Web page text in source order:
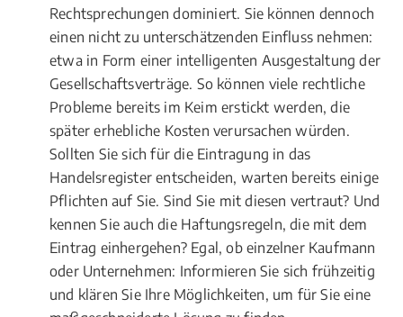
Rechtsprechungen dominiert. Sie können dennoch
einen nicht zu unterschätzenden Einfluss nehmen:
etwa in Form einer intelligenten Ausgestaltung der
Gesellschaftsverträge. So können viele rechtliche
Probleme bereits im Keim erstickt werden, die
später erhebliche Kosten verursachen würden.
Sollten Sie sich für die Eintragung in das
Handelsregister entscheiden, warten bereits einige
Pflichten auf Sie. Sind Sie mit diesen vertraut? Und
kennen Sie auch die Haftungsregeln, die mit dem
Eintrag einhergehen? Egal, ob einzelner Kaufmann
oder Unternehmen: Informieren Sie sich frühzeitig
und klären Sie Ihre Möglichkeiten, um für Sie eine